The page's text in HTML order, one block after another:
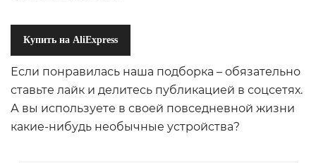
Купить на AliExpress
Если понравилась наша подборка – обязательно
ставьте лайк и делитесь публикацией в соцсетях.
А вы используете в своей повседневной жизни
какие-нибудь необычные устройства?